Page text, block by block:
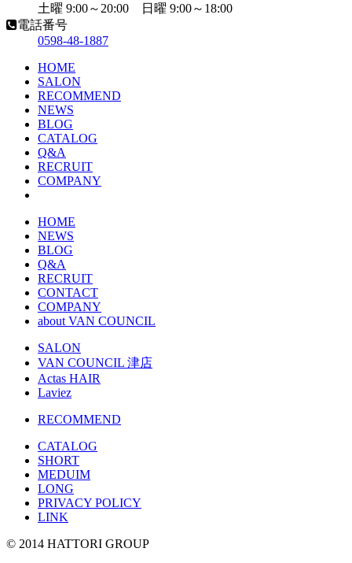
土曜 9:00～20:00 日曜 9:00～18:00
電話番号
0598-48-1887
HOME
SALON
RECOMMEND
NEWS
BLOG
CATALOG
Q&A
RECRUIT
COMPANY
HOME
NEWS
BLOG
Q&A
RECRUIT
CONTACT
COMPANY
about VAN COUNCIL
SALON
VAN COUNCIL 津店
Actas HAIR
Laviez
RECOMMEND
CATALOG
SHORT
MEDUIM
LONG
PRIVACY POLICY
LINK
© 2014 HATTORI GROUP